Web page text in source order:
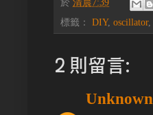
於 清晨7:39
標籤： DIY, oscillator,
2 則留言:
Unknown